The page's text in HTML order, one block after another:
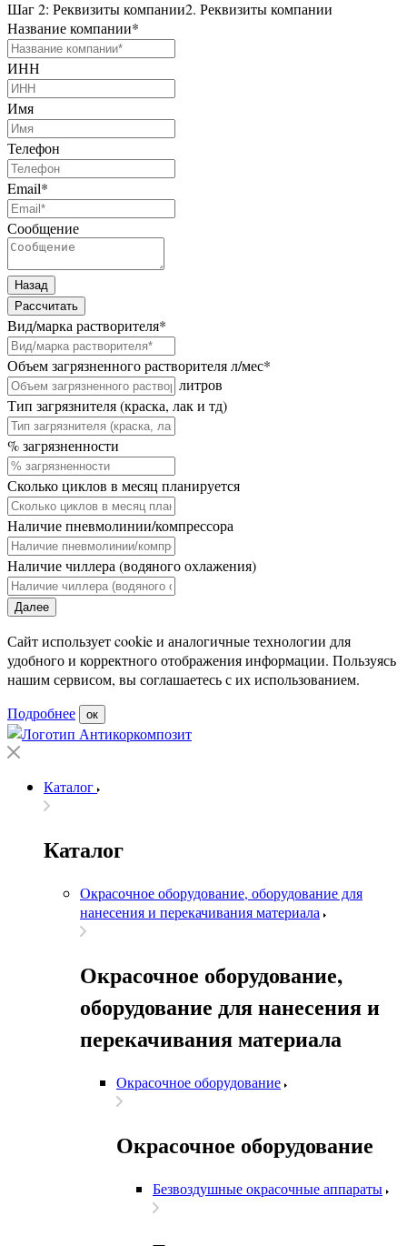
Шаг 2: Реквизиты компании2. Реквизиты компании
Название компании*
ИНН
Имя
Телефон
Email*
Сообщение
Назад
Рассчитать
Вид/марка растворителя*
Объем загрязненного растворителя л/мес*
литров
Тип загрязнителя (краска, лак и тд)
% загрязненности
Сколько циклов в месяц планируется
Наличие пневмолинии/компрессора
Наличие чиллера (водяного охлажения)
Далее
Сайт использует cookie и аналогичные технологии для
удобного и корректного отображения информации. Пользуясь
нашим сервисом, вы соглашаетесь с их использованием.
Подробнее
ок
Каталог
Каталог
Окрасочное оборудование, оборудование для
нанесения и перекачивания материала
Окрасочное оборудование,
оборудование для нанесения и
перекачивания материала
Окрасочное оборудование
Окрасочное оборудование
Безвоздушные окрасочные аппараты